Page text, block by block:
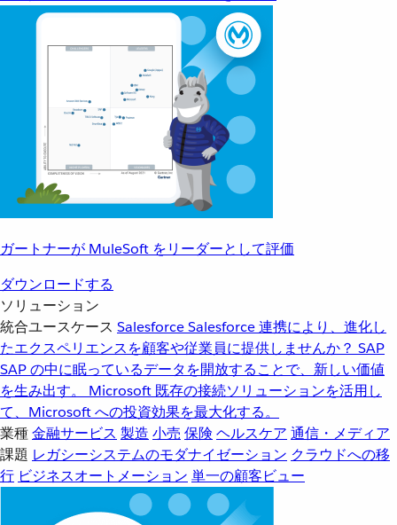
ガートナーが MuleSoft をリーダーとして評価
ダウンロードする
ソリューション
統合ユースケース SalesforceSalesforce 連携により、進化し
たエクスペリエンスを顧客や従業員に提供しませんか？ SAP
SAP の中に眠っているデータを開放することで、新しい価値
を生み出す。
Microsoft 既存の接続ソリューションを活用し
て、Microsoft への投資効果を最大化する。
業種金融サービス 製造 小売 保険 ヘルスケア 通信・メディア
課題 レガシーシステムのモダナイゼーション クラウドへの移
行 ビジネスオートメーション 単一の顧客ビュー